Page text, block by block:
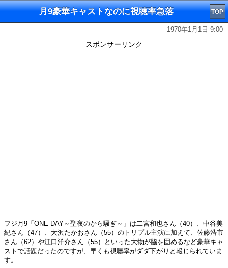
月9豪華キャストなのに視聴率急落 TOP
1970年1月1日 9:00
スポンサーリンク
フジ月9「ONE DAY～聖夜のから騒ぎ～」は二宮和也さん（40）、中谷美
紀さん（47）、大沢たかおさん（55）のトリプル主演に加えて、佐藤浩市
さん（62）や江口洋介さん（55）といった大物が脇を固めるなど豪華キャ
ストで話題だったのですが、早くも視聴率がダダ下がりと報じられていま
す。